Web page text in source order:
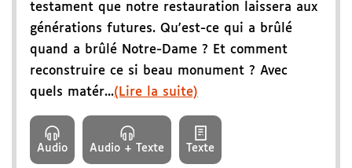
testament que notre restauration laissera aux
générations futures. Qu'est-ce qui a brûlé
quand a brûlé Notre-Dame ? Et comment
reconstruire ce si beau monument ? Avec
quels matér...(Lire la suite)
Audio Audio + Texte Texte